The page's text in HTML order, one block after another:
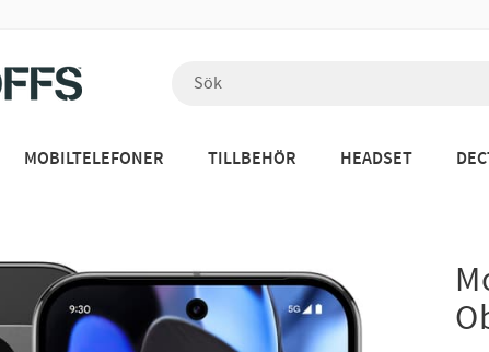
MOBILTELEFONER TILLBEHÖR HEADSET